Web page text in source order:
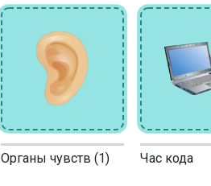
Органы чувств (1) Час кода